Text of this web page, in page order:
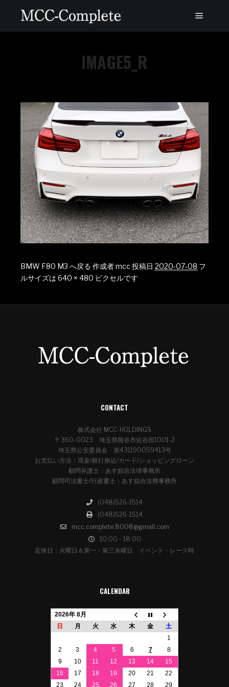
IMAGE5_R
BMW F80 M3 へ戻る 作成者mcc投稿日 2020-07-08 フ
ルサイズは 640 × 480 ピクセルです
CONTACT
株式会社 MCC-HOLDINGS
〒360-0023 埼玉県熊谷市佐谷田1001-2
埼玉県公安委員会 第431190059413号
お支払い方法：現金/銀行振込/カード/ショッピングローン
顧問弁護士：あす綜合法律事務所
顧問司法書士/行政書士：あす綜合法務事務所
(048)526-1514
(048)526-1514
mcc.complete.8008@gmail.com
10:00 - 18:00
定休日：火曜日＆第一・第三水曜日 イベント・レース時
CALENDAR
2026年 8月
日
月 火 水 木 金
土
1
2
3 4 5 6 7
8
9
10 11 12 13 14
15
16
17 18 19 20 21
22
23
24 25 26 27 28 29